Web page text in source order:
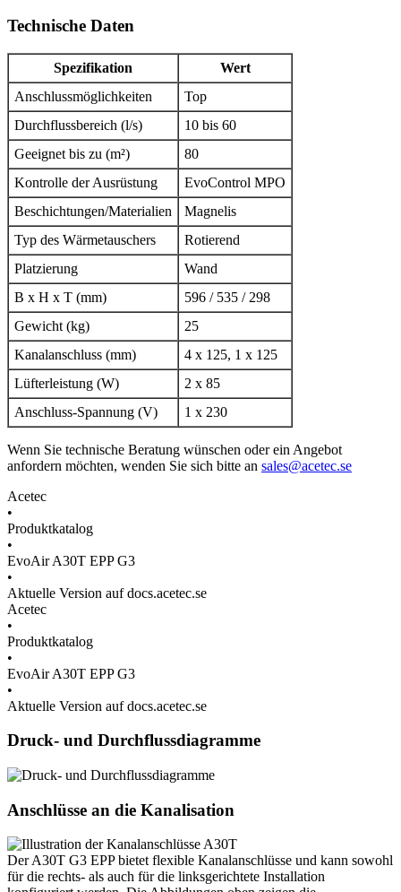
Technische Daten
Spezifikation
Wert
Anschlussmöglichkeiten
Top
Durchflussbereich (l/s)
10 bis 60
Geeignet bis zu (m²)
80
Kontrolle der Ausrüstung
EvoControl MPO
Beschichtungen/Materialien
Magnelis
Typ des Wärmetauschers
Rotierend
Platzierung
Wand
B x H x T (mm)
596 / 535 / 298
Gewicht (kg)
25
Kanalanschluss (mm)
4 x 125, 1 x 125
Lüfterleistung (W)
2 x 85
Anschluss-Spannung (V)
1 x 230
Wenn Sie technische Beratung wünschen oder ein Angebot
anfordern möchten, wenden Sie sich bitte an sales@acetec.se
Acetec
•
Produktkatalog
•
EvoAir A30T EPP G3
•
Aktuelle Version auf docs.acetec.se
Acetec
•
Produktkatalog
•
EvoAir A30T EPP G3
•
Aktuelle Version auf docs.acetec.se
Druck- und Durchflussdiagramme
Anschlüsse an die Kanalisation
Der A30T G3 EPP bietet flexible Kanalanschlüsse und kann sowohl
für die rechts- als auch für die linksgerichtete Installation